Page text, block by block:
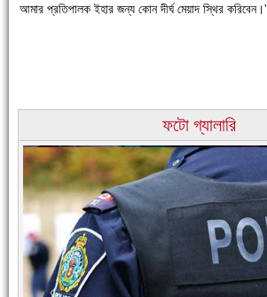
আমার প্রতিপালক ইহার জন্য কোন দীর্ঘ মেয়াদ স্থির করিবেন।'
ফটো গ্যালারি
চাঁদপুরের মানুষ তাদের পুরোটা দিয়ে আমাকে আপন করে নিয়েছে